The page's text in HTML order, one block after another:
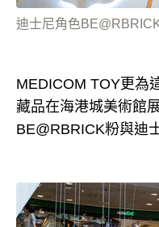
迪士尼角色
MEDICOM TOY更為
藏品在海港城美術館
BE@RBRICK粉與迪